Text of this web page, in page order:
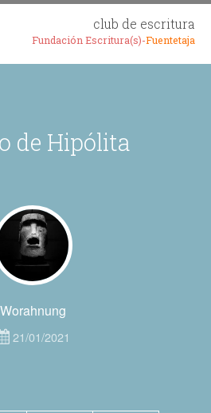
club de escritura
Fundación Escritura(s)-Fuentetaja
de Hipólita
Worahnung
21/01/2021